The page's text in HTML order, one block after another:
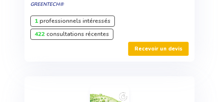
GREENTECH®
1professionnels intéressés
422consultations récentes
Recevoir un devis